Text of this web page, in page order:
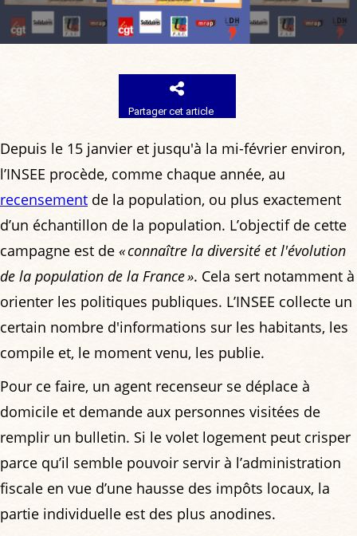
Partager cet article
Depuis le 15 janvier et jusqu'à la mi-février environ,
l’INSEE procède, comme chaque année, au
recensement de la population, ou plus exactement
d’un échantillon de la population. L’objectif de cette
campagne est de « connaître la diversité et l'évolution
de la population de la France ». Cela sert notamment à
orienter les politiques publiques. L’INSEE collecte un
certain nombre d'informations sur les habitants, les
compile et, le moment venu, les publie.
Pour ce faire, un agent recenseur se déplace à
domicile et demande aux personnes visitées de
remplir un bulletin. Si le volet logement peut crisper
parce qu’il semble pouvoir servir à l’administration
fiscale en vue d’une hausse des impôts locaux, la
partie individuelle est des plus anodines.